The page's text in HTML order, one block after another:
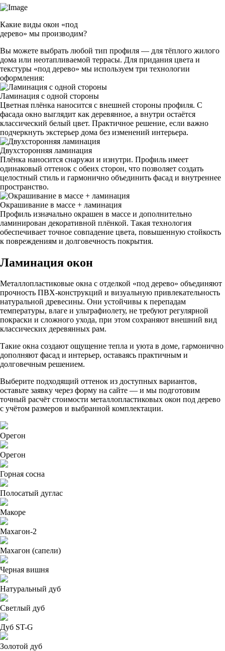
Какие виды окон «под
дерево» мы производим?
Вы можете выбрать любой тип профиля — для тёплого жилого
дома или неотапливаемой террасы. Для придания цвета и
текстуры «под дерево» мы используем три технологии
оформления:
Ламинация с одной стороны
Цветная плёнка наносится с внешней стороны профиля. С
фасада окно выглядит как деревянное, а внутри остаётся
классический белый цвет. Практичное решение, если важно
подчеркнуть экстерьер дома без изменений интерьера.
Двухсторонняя ламинация
Плёнка наносится снаружи и изнутри. Профиль имеет
одинаковый оттенок с обеих сторон, что позволяет создать
целостный стиль и гармонично объединить фасад и внутреннее
пространство.
Окрашивание в массе + ламинация
Профиль изначально окрашен в массе и дополнительно
ламинирован декоративной плёнкой. Такая технология
обеспечивает точное совпадение цвета, повышенную стойкость
к повреждениям и долговечность покрытия.
Ламинация окон
Металлопластиковые окна с отделкой «под дерево» объединяют
прочность ПВХ-конструкций и визуальную привлекательность
натуральной древесины. Они устойчивы к перепадам
температуры, влаге и ультрафиолету, не требуют регулярной
покраски и сложного ухода, при этом сохраняют внешний вид
классических деревянных рам.
Такие окна создают ощущение тепла и уюта в доме, гармонично
дополняют фасад и интерьер, оставаясь практичным и
долговечным решением.
Выберите подходящий оттенок из доступных вариантов,
оставьте заявку через форму на сайте — и мы подготовим
точный расчёт стоимости металлопластиковых окон под дерево
с учётом размеров и выбранной комплектации.
Орегон
Орегон
Горная сосна
Полосатый дуглас
Макоре
Махагон-2
Махагон (сапели)
Черная вишня
Натуральный дуб
Светлый дуб
Дуб ST-G
Золотой дуб